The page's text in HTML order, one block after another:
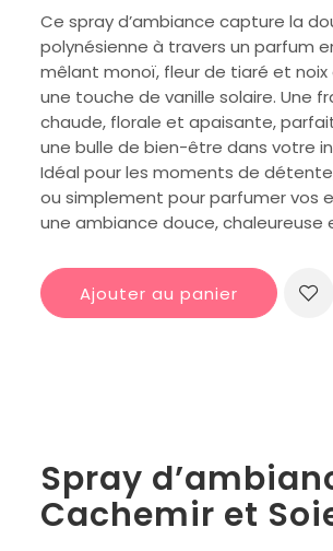
Ce spray d’ambiance capture la
polynésienne à travers un parfum
mêlant monoï, fleur de tiaré et
une touche de vanille solaire. Une
chaude, florale et apaisante,
une bulle de bien-être dans votre
Idéal pour les moments de
ou simplement pour parfumer vos
une ambiance douce, chaleureuse
Ajouter au panier
Spray
Cachemir et